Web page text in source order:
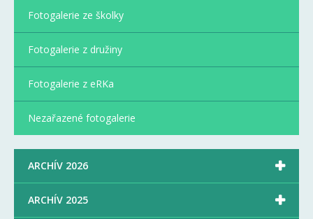
Fotogalerie ze školky
Fotogalerie z družiny
Fotogalerie z eRKa
Nezařazené fotogalerie
ARCHÍV 2026 
ARCHÍV 2025 